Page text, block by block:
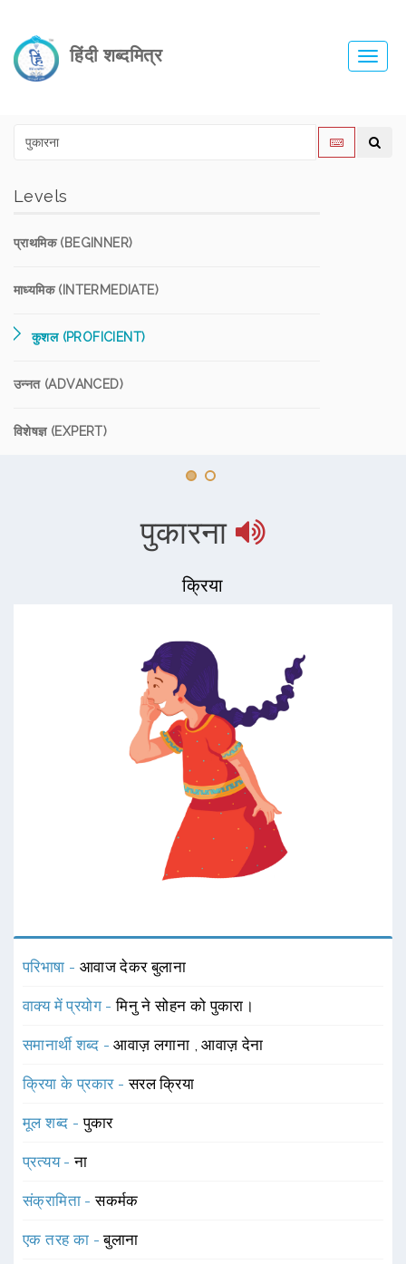
हिंदी शब्दमित्र
Levels
प्राथमिक (BEGINNER)
माध्यमिक (INTERMEDIATE)
कुशल (PROFICIENT)
उन्नत (ADVANCED)
विशेषज्ञ (EXPERT)
पुकारना
क्रिया
परिभाषा - आवाज देकर बुलाना
वाक्य में प्रयोग -मिनु ने सोहन को पुकारा।
समानार्थी शब्द -आवाज़ लगाना ,आवाज़ देना
क्रिया के प्रकार -सरल क्रिया
मूल शब्द -पुकार
प्रत्यय -ना
संक्रामिता -सकर्मक
एक तरह का -बुलाना